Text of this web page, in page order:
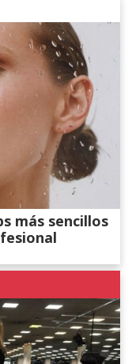
más sencillos